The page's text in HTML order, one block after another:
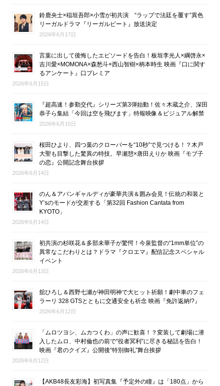
鈴鹿央士×稲垣吾郎×小雪が初共演 “ラップで法廷を覆す”異色
リーガルドラマ『リーガルビート』放送決定
2026年6月17日
言葉に出して後悔したエピソードを告白！板垣李光人×綱啓永×
吉川愛×MOMONA×森愁斗×西山智樹×柄本時生 映画『口に関す
るアンケート』口プレミア
2026年6月15日
『超高速！参勤交代』シリーズ第3弾始動！佐々木蔵之介、深田
恭子ら集結「今回は空を飛びます」特報映像＆ビジュアル解禁
2026年6月15日
桜田ひより、四つ葉のクローバーを“10秒”で見つける！？木戸
大聖も目撃した驚異の特技。早瀬憩×唐田えりか 映画『モブ子
の恋』公開記念舞台挨拶
2026年6月14日
のん＆アバンギャルディが豪華共演＆囲み会見！伝統の和装と
Y’sのモードが交差する「第32回 Fashion Cantata from
KYOTO」
2026年6月14日
初共演の杉咲花＆多部未華子が驚愕！今泉監督の“1mm単位”の
異常なこだわりとは？ドラマ『クロエマ』配信記念スペシャル
イベント
2026年6月13日
舘ひろし＆西野七瀬が神田明神で大ヒット祈願！劇中車のフェ
ラーリ 328 GTSとともに交通安全も祈念 映画『免許返納!?』
2026年6月12日
「ムロツヨシ、ムカつくわ」の声に歓喜！？変装して劇場に潜
入したムロ、中村倫也の前で“役者冥利”に尽きる秘話を告白！
映画『君のクイズ』公開後“特別御礼”舞台挨拶
2026年6月12日
【AKB48長友彩海】初写真集『予定外の瞳』は「180点」から